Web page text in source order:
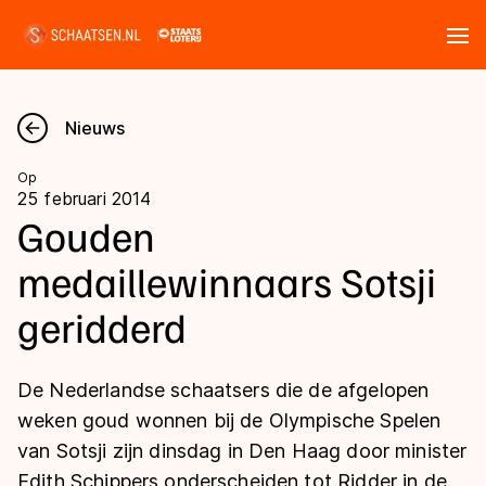
Nieuws
Kalender
Disciplines
Marathon
Inlineskaten
Uitslagen
Langebaan
Shorttrack
Marathon
Tijden & historie
Ranglijsten Langebaan
Nieuws
Op
25 februari 2014
Gouden
medaillewinnaars Sotsji
geridderd
De Nederlandse schaatsers die de afgelopen
weken goud wonnen bij de Olympische Spelen
van Sotsji zijn dinsdag in Den Haag door minister
Edith Schippers onderscheiden tot Ridder in de